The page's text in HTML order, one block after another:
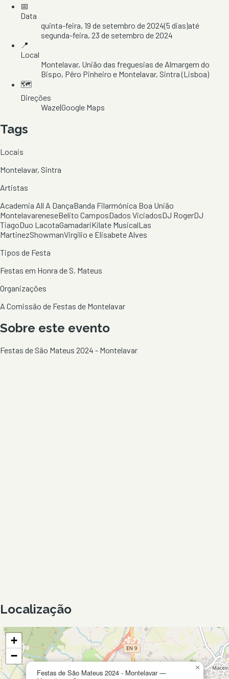
📅
Data
quinta-feira, 19 de setembro de 2024(5 dias)até
segunda-feira, 23 de setembro de 2024
📍
Local
Montelavar, União das freguesias de Almargem do
Bispo, Pêro Pinheiro e Montelavar, Sintra(Lisboa)
🗺️
Direções
Waze|Google Maps
Tags
Locais
Montelavar, Sintra
Artistas
Academia All A DançaBanda Filarmónica Boa União
MontelavareneseBelito CamposDados ViciadosDJ RogerDJ
TiagoDuo LacotaGamadariKilate MusicalLas
MartinezShowmanVirgilio e Elisabete Alves
Tipos de Festa
Festas em Honra de S. Mateus
Organizações
A Comissão de Festas de Montelavar
Sobre este evento
Festas de São Mateus 2024 - Montelavar
Localização
Festas de São Mateus 2024 - Montelavar —
×
+
−